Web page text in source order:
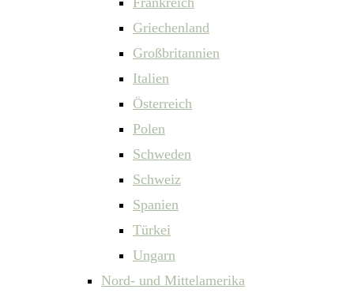
Griechenland
Großbritannien
Italien
Österreich
Polen
Schweden
Schweiz
Spanien
Türkei
Ungarn
Nord- und Mittelamerika